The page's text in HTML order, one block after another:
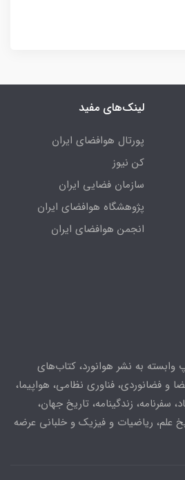
لینک‌های مفید
پورتال هوافضای ایران
کن نیوز
سازمان فضایی ایران
پژوهشگاه هوافضای ایران
انجمن هوافضای ایران
وابسته به نشر هوانورد، کتاب‌های
و فضانوردی، فناوری نظامی، هواپیما،
سفرنامه، زندگینامه، تاریخ جهان،
علم، ریاضیات و فیزیک و خلبانی عرضه